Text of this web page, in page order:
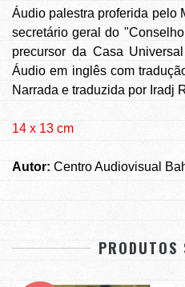
Áudio palestra proferida pelo
secretário geral do
precursor da Casa
Áudio em inglês com
Narrada e traduzida por Iradj
14 x 13 cm
Autor: Centro Audiovisual
PRODUTOS